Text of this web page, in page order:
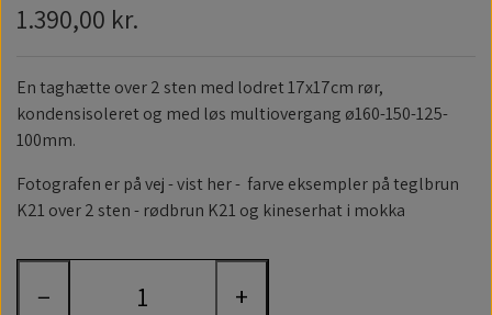
1.390,00 kr.
En taghætte over 2 sten med lodret 17x17cm rør,
kondensisoleret og med løs multiovergang ø160-150-125-
100mm.
Fotografen er på vej - vist her - farve eksempler på teglbrun
K21 over 2 sten - rødbrun K21 og kineserhat i mokka
− +